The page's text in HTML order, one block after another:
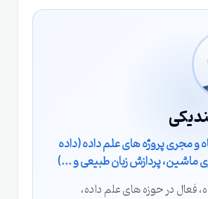
و مجری پروژه های علم داده (داده
ماشین، پردازش زبان طبیعی و ...)
فعال در حوزه های علم داده،